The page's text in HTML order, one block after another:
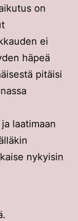
on
ei
häpeä
pitäisi
laatimaan
nykyisin